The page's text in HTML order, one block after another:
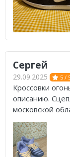
Сергей
29.09.2025 5 /
Кроссовки
описанию.
московской